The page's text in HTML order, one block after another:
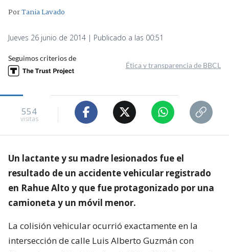
PorTania Lavado
Jueves 26 junio de 2014 | Publicado a las 00:51
Seguimos criterios de
Ética y transparencia de BBCL
554
visitas
Un lactante y su madre lesionados fue el
resultado de un accidente vehicular registrado
en Rahue Alto y que fue protagonizado por una
camioneta y un móvil menor.
La colisión vehicular ocurrió exactamente en la
intersección de calle Luis Alberto Guzmán con